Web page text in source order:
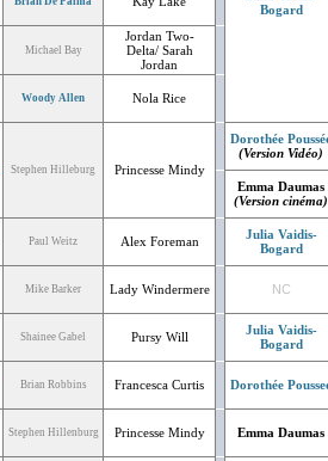
Bogard
Michael Bay
Jordan Two-
Delta/ Sarah
Jordan
Woody Allen Nola Rice
Stephen Hilleburg Princesse Mindy
Dorothée
(Version Vidéo)
Emma Daumas
(Version cinéma)
Paul Weitz Alex Foreman
Julia Vaidis-
Bogard
Mike Barker Lady Windermere NC
Shainee Gabel Pursy Will
Julia Vaidis-
Bogard
Brian Robbins Francesca Curtis Dorothée
Stephen Hillenburg Princesse Mindy Emma Daumas